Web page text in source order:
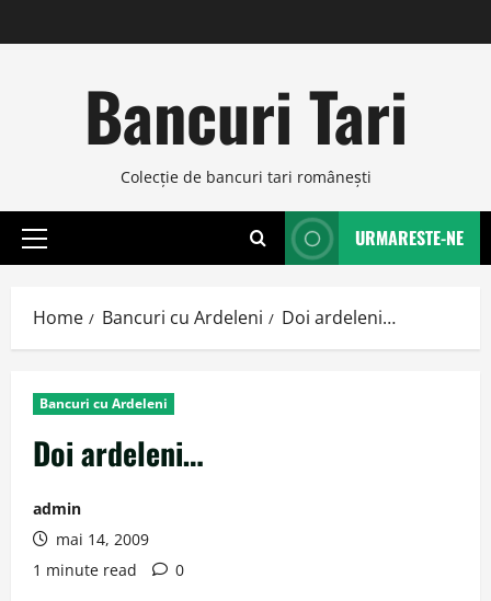
to
Bancuri Tari
Colecţie de bancuri tari româneşti
Primary
URMARESTE-NE
Home Bancuri cu Ardeleni Doi ardeleni…
Bancuri cu Ardeleni
Doi ardeleni…
admin
mai 14, 2009
1 minute read
0